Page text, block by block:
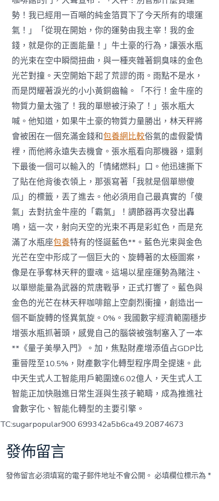
勢！我已經用一百噸的純金箔買下了今天所有的壞運
氣！」「從現在開始，你的運勢由我主宰！我的金
錢，就是你的正面能量！」牛土豪的行為，讓張水瓶
的光束在空中瞬間扭曲，與一種夾雜著銅臭味的金色
光芒對撞。天空開始下起了荒謬的雨。雨點不是水，
而是閃耀著淚光的小小黃銅齒輪。「不行！金牛座的
物質力量太強了！我的單戀被汙染了！」張水瓶大
喊。他知道，如果牛土豪的物質力量勝出，林天秤將
會被困在一個充滿金錢和包養網比較俗氣的虛假愛情
裡，而他將永遠失去機會。張水瓶看向那機器，還剩
下最後一個可以輸入的「情緒燃料」口。他迅速撕下
了貼在他背後衣領上，那張寫著「我就是個單戀傻
瓜」的標籤，丟了進去。他必須用自己最真實的「傻
氣」去對抗金牛座的「霸氣」！調節器再次發出轟
鳴，這一次，射向天空的光束不再是彩虹色，而是充
滿了水瓶座包養特有的怪誕藍色**。藍色光束與金色
光芒在空中形成了一個巨大的、旋轉著的太極圖案，
像是在爭奪林天秤的靈魂。這場以星座運勢為賭注、
以單戀能量為武器的荒唐戰爭，正式打響了。藍色與
金色的光芒在林天秤咖啡館上空劇烈衝撞，創造出一
個不斷旋轉的怪異氣旋。0%。我國數字經濟範圍穩步
增張水瓶抓著頭，感覺自己的腦袋被強制塞入了一本
**《量子美學入門》。加，焦點財產增添值占GDP比
重晉陞至10.5%，財產數字化轉型程序周全提速。此
中天生式人工智能用戶範圍達6.02億人，天生式人工
智能正加快融進日常生涯與生孩子範疇，成為推進社
會數字化、智能化轉型的主要引擎。
TC:sugarpopular900 699342a5b6ca49.20874673
發佈留言
發佈留言必須填寫的電子郵件地址不會公開。 必填欄位標示為*